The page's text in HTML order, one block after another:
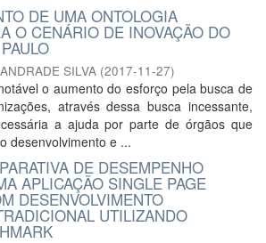
DE UMA ONTOLOGIA
O CENÁRIO DE INOVAÇÃO DO
SILVA (2017-11-27)
o aumento do esforço pela busca de
através dessa busca incessante,
a ajuda por parte de órgãos que
desenvolvimento e ...
DE DESEMPENHO
APLICAÇÃO SINGLE PAGE
DESENVOLVIMENTO
UTILIZANDO